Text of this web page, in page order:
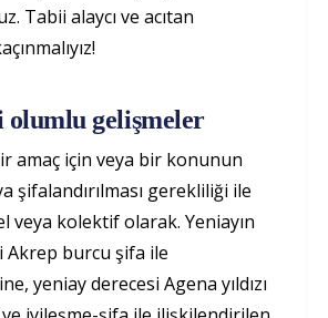
Tabii alaycı ve acıtan
olumlu gelişmeler
amaç için veya bir konunun
şifalandırılması gerekliliği ile
veya kolektif olarak. Yeniayın
Akrep burcu şifa ile
yeniay derecesi Agena yıldızı